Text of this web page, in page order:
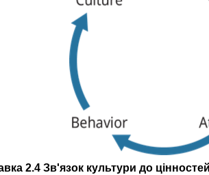
2.4 Зв'язок культури до